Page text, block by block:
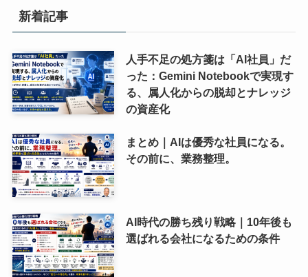
新着記事
人手不足の処方箋は「AI社員」だ
った：Gemini Notebookで実現す
る、属人化からの脱却とナレッジ
の資産化
まとめ｜AIは優秀な社員になる。
その前に、業務整理。
AI時代の勝ち残り戦略｜10年後も
選ばれる会社になるための条件